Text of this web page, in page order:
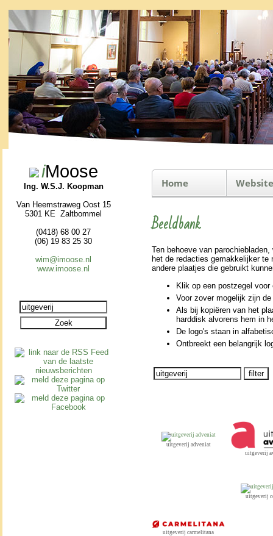
iMoose
Ing. W.S.J. Koopman
Van Heemstraweg Oost 15
5301 KE Zaltbommel
(0418) 68 00 27
(06) 19 83 25 30
wim@imoose.nl
www.imoose.nl
Home
Beeldbank
Ten behoeve van
het de redacties ge­mak­ke­lijker
andere plaatjes die gebruikt
Klik op een postzegel voor
Voor zover moge­lijk zijn
Als bij kopiëren van het
harddisk alvorens hem in
De logo's staan in
Ontbreekt een be­lang­rijk
uitgeverij adveniat
uitgeverij
uitgeverij carmelitana
uitgeverij